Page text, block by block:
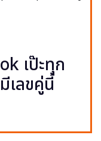
เป๊ะทุก
ลขคู่นี้